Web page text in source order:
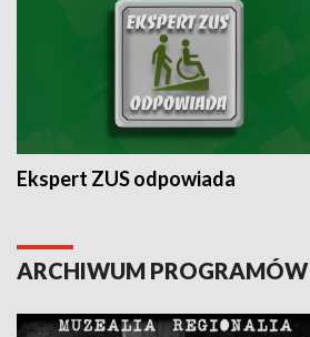
Ekspert ZUS odpowiada
ARCHIWUM PROGRAMÓW